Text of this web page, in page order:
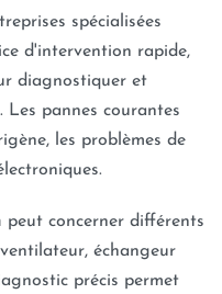
spécialisées
d'intervention rapide,
diagnostiquer et
Les pannes courantes
les problèmes de
peut concerner différents
échangeur
précis permet